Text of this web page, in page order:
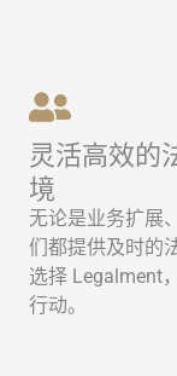
灵活高效的
境
无论是业务扩展
们都提供及时的
选择 Legalment
行动。